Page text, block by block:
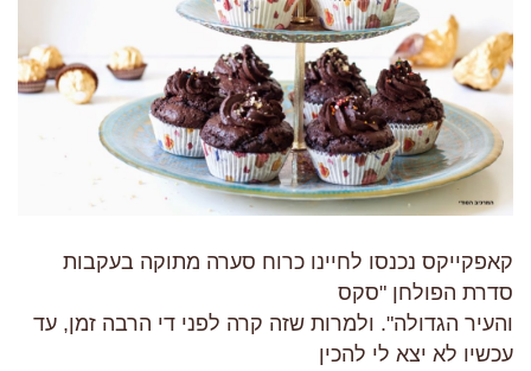
קאפקייקס נכנסו לחיינו כרוח סערה מתוקה בעקבות
סדרת הפולחן "סקס
והעיר הגדולה". ולמרות שזה קרה לפני די הרבה זמן, עד
עכשיו לא יצא לי להכין